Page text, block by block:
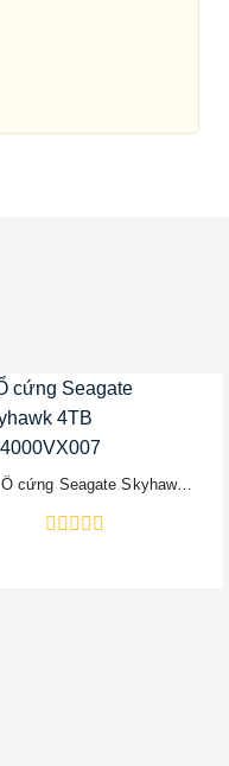
Ổ cứng Seagate Skyhawk